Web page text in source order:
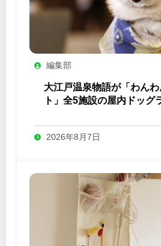
編集部
大江戸温泉物語が「わん
ト」全5施設の屋内ドッグ
2026年8月7日